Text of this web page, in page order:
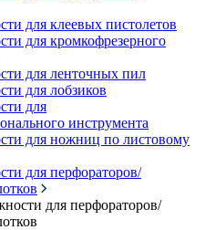
для клеевых пистолетов
для кромкофрезерного
для ленточных пил
для лобзиков
для
инструмента
для ножниц по листовому
для перфораторов/
для перфораторов/